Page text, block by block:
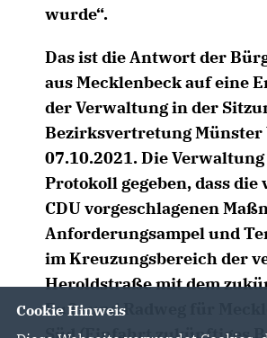
wurde“.
Das ist die Antwort der
aus Mecklenbeck auf eine
der Verwaltung in der
Bezirksvertretung Münster
07.10.2021. Die
Protokoll gegeben, dass die
CDU vorgeschlagenen
Anforderungsampel und
im Kreuzungsbereich der
Heroldstraße mit dem
Fuß- und Radweg für
Cookie Hinweis